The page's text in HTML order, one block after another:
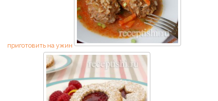
приготовить на ужин